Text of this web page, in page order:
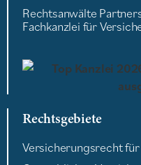
Rechtsanwälte
Fachkanzlei für
Rechtsgebiete
Versicherungsrecht